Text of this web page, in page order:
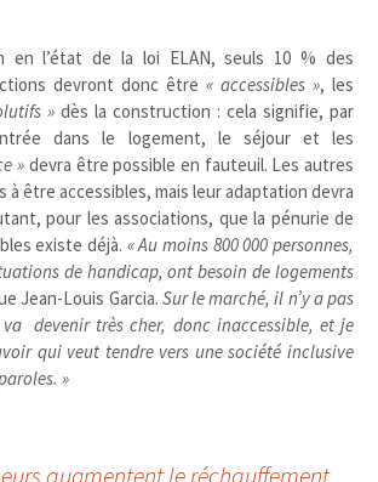
en l’état de la loi ELAN, seuls 10 % des
devront donc être « accessibles », les
» dès la construction : cela signifie, par
dans le logement, le séjour et les
» devra être possible en fauteuil. Les autres
à être accessibles, mais leur adaptation devra
pour les associations, que la pénurie de
existe déjà. « Au moins 800 000 personnes,
de handicap, ont besoin de logements
Jean-Louis Garcia. Sur le marché, il n’y a pas
devenir très cher, donc inaccessible, et je
qui veut tendre vers une société inclusive
»
augmentent le réchauffement